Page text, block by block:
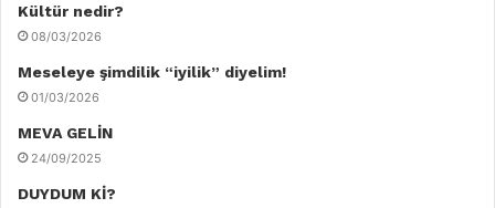
Kültür nedir?
08/03/2026
Meseleye şimdilik “iyilik” diyelim!
01/03/2026
MEVA GELİN
24/09/2025
DUYDUM Kİ?